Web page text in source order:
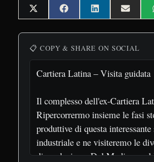
Share
on
X
(Twitter)
Share
on
FacebookShare
on
LinkedInShare
on
Email
📋 COPY & SHARE ON SOCIAL